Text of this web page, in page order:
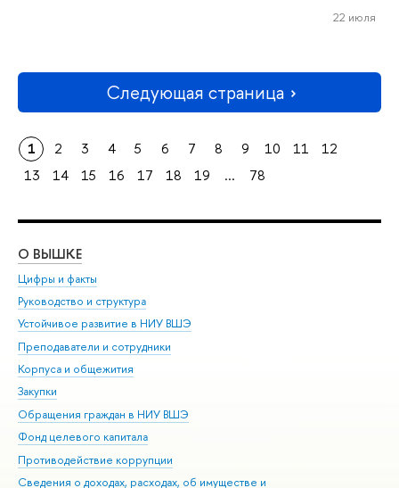
22 июля
Следующая страница
1 2 3 4 5 6 7 8 9 10 11
12
13
14 15 16 17 18 19 ... 78
О ВЫШКЕ
Цифры и факты
Руководство и структура
Устойчивое развитие в НИУ ВШЭ
Преподаватели и сотрудники
Корпуса и общежития
Закупки
Обращения граждан в НИУ ВШЭ
Фонд целевого капитала
Противодействие коррупции
Сведения о доходах, расходах, об имуществе и